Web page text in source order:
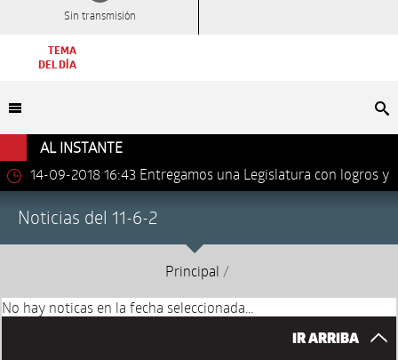
Sin transmisión
TEMA
DEL DÍA
AL INSTANTE
14-09-2018 16:43 Entregamos una Legislatura con logros y
Noticias del 11-6-2
Principal /
No hay noticas en la fecha seleccionada...
IR ARRIBA